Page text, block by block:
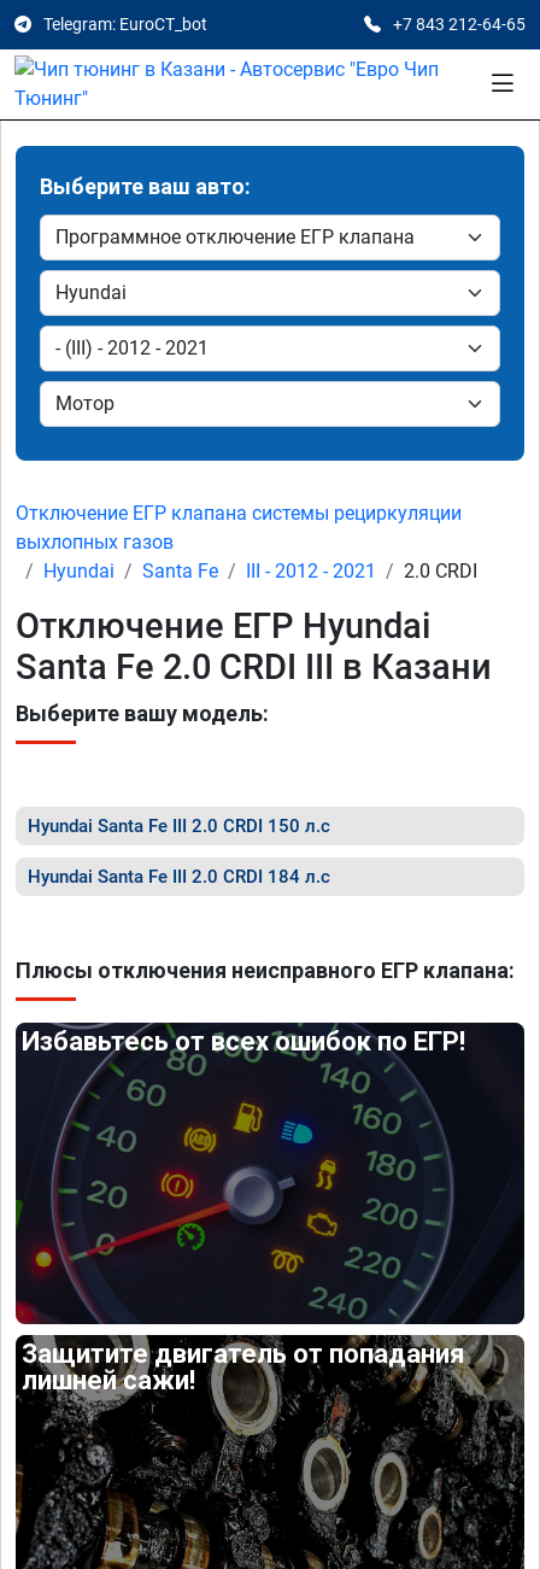
Telegram: EuroCT_bot +7 843 212-64-65
Выберите ваш авто:
Отключение ЕГР клапана системы рециркуляции
выхлопных газов
Hyundai
Santa Fe III - 2012 - 2021 2.0 CRDI
Отключение ЕГР Hyundai
Santa Fe 2.0 CRDI III в Казани
Выберите вашу модель:
Hyundai Santa Fe III 2.0 CRDI 150 л.с
Hyundai Santa Fe III 2.0 CRDI 184 л.с
Плюсы отключения неисправного ЕГР клапана:
Избавьтесь от всех ошибок по ЕГР!
Защитите двигатель от попадания
лишней сажи!